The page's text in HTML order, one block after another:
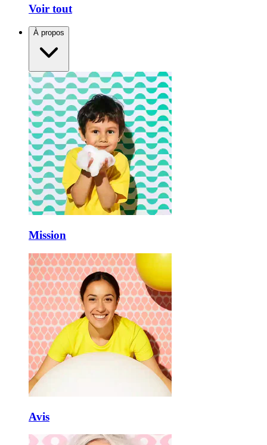
Voir tout
À propos
Mission
Avis